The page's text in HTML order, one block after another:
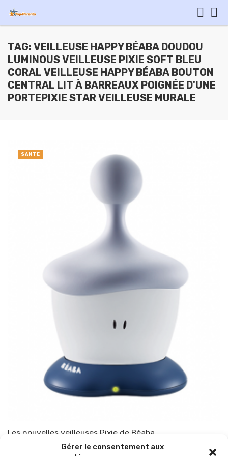
Gérer le consentement aux
TAG: VEILLEUSE HAPPY BÉABA DOUDOU
LUMINOUS VEILLEUSE PIXIE SOFT BLEU
CORAL VEILLEUSE HAPPY BÉABA BOUTON
CENTRAL LIT À BARREAUX POIGNÉE D'UNE
PORTEPIXIE STAR VEILLEUSE MURALE
Les nouvelles veilleuses Pixie de Béaba
TOP-PARENTS 7 août 2017
SANTÉ